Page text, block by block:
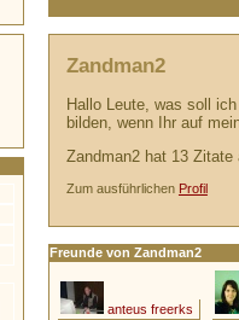
Zandman2
Hallo Leute, was soll
bilden, wenn Ihr auf
Zandman2 hat 13 Zitate
Zum ausführlichen Profil
Freunde von Zandman2
anteus freerks